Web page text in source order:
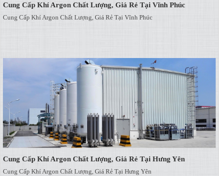
Cung Cấp Khí Argon Chất Lượng, Giá Rẻ Tại Vĩnh Phúc
Cung Cấp Khí Argon Chất Lượng, Giá Rẻ Tại Vĩnh Phúc
Cung Cấp Khí Argon Chất Lượng, Giá Rẻ Tại Hưng Yên
Cung Cấp Khí Argon Chất Lượng, Giá Rẻ Tại Hưng Yên